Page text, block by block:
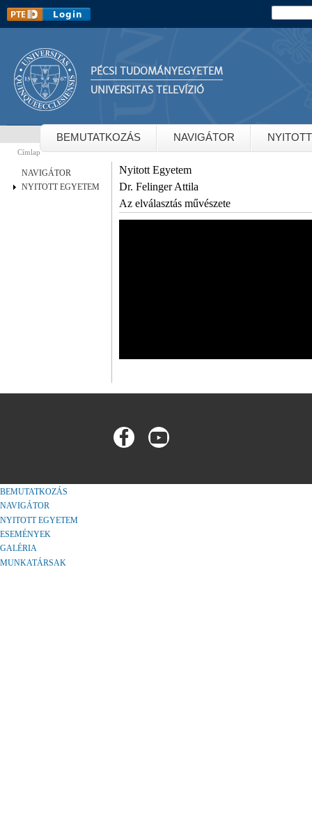
PÉCSI TUDOMÁNYEGYETEM
UNIVERSITAS TELEVÍZIÓ
BEMUTATKOZÁS NAVIGÁTOR
Jelenlegi hely
Címlap
NAVIGÁTOR
NYITOTT EGYETEM
Nyitott Egyetem
Dr. Felinger Attila
Az elválasztás művészete
BEMUTATKOZÁS
NAVIGÁTOR
NYITOTT EGYETEM
ESEMÉNYEK
GALÉRIA
MUNKATÁRSAK